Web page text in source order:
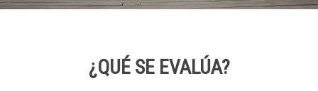
¿QUÉ SE EVALÚA?